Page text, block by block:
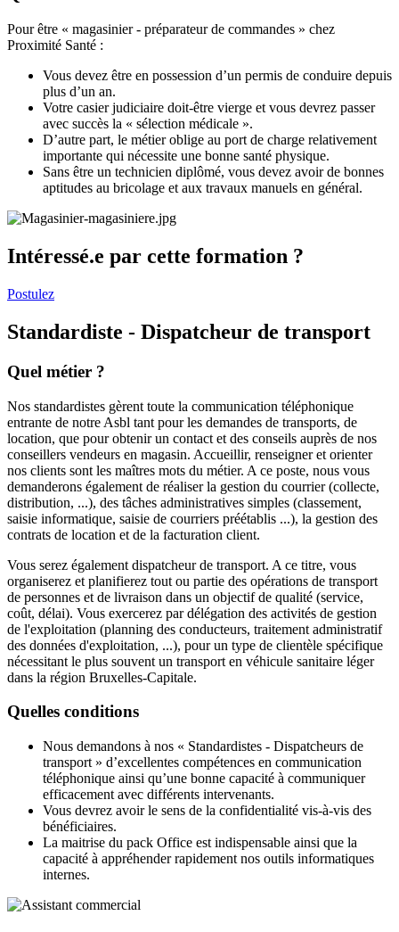
Pour être « magasinier - préparateur de commandes » chez
Proximité Santé :
Vous devez être en possession d’un permis de conduire depuis
plus d’un an.
Votre casier judiciaire doit-être vierge et vous devrez passer
avec succès la « sélection médicale ».
D’autre part, le métier oblige au port de charge relativement
importante qui nécessite une bonne santé physique.
Sans être un technicien diplômé, vous devez avoir de bonnes
aptitudes au bricolage et aux travaux manuels en général.
Intéressé.e par cette formation ?
Postulez
Standardiste - Dispatcheur de transport
Quel métier ?
Nos standardistes gèrent toute la communication téléphonique
entrante de notre Asbl tant pour les demandes de transports, de
location, que pour obtenir un contact et des conseils auprès de nos
conseillers vendeurs en magasin. Accueillir, renseigner et orienter
nos clients sont les maîtres mots du métier. A ce poste, nous vous
demanderons également de réaliser la gestion du courrier (collecte,
distribution, ...), des tâches administratives simples (classement,
saisie informatique, saisie de courriers préétablis ...), la gestion des
contrats de location et de la facturation client.
Vous serez également dispatcheur de transport. A ce titre, vous
organiserez et planifierez tout ou partie des opérations de transport
de personnes et de livraison dans un objectif de qualité (service,
coût, délai). Vous exercerez par délégation des activités de gestion
de l'exploitation (planning des conducteurs, traitement administratif
des données d'exploitation, ...), pour un type de clientèle spécifique
nécessitant le plus souvent un transport en véhicule sanitaire léger
dans la région Bruxelles-Capitale.
Quelles conditions
Nous demandons à nos « Standardistes - Dispatcheurs de
transport » d’excellentes compétences en communication
téléphonique ainsi qu’une bonne capacité à communiquer
efficacement avec différents intervenants.
Vous devrez avoir le sens de la confidentialité vis-à-vis des
bénéficiaires.
La maitrise du pack Office est indispensable ainsi que la
capacité à appréhender rapidement nos outils informatiques
internes.